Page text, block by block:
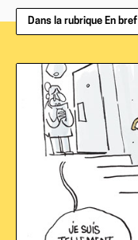
Dans la rubrique En bref